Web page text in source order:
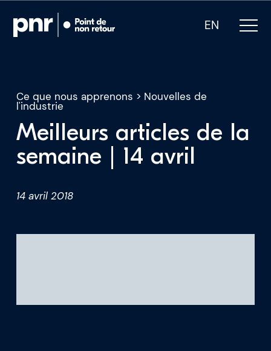
EN
Notre expertise
Qui sommes-nous
Ce que nous apprenons > Nouvelles de
l'industrie
Meilleurs articles de la
semaine | 14 avril
14 avril 2018